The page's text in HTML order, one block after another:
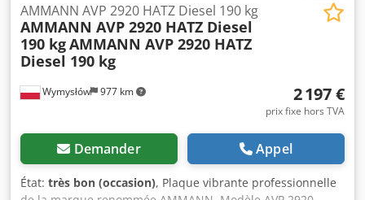
Wymysłów 977 km
AMMANN AVP 2920 HATZ Diesel 190 kg
AMMANN AVP 2920 HATZ Diesel
190 kgAMMANN AVP 2920 HATZ
Diesel 190 kg
2 197 €
prix fixe hors TVA
Demander Appel
État: très bon (occasion), Plaque vibrante professionnelle